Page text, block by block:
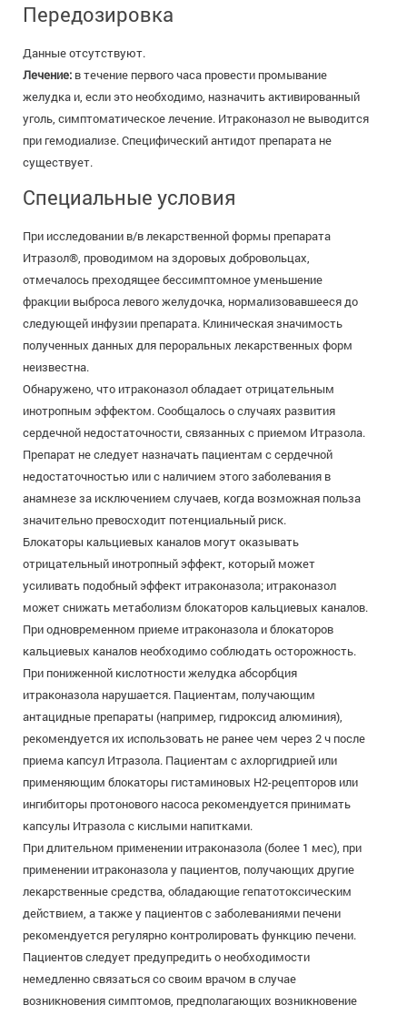
Передозировка
Данные отсутствуют.
Лечение: в течение первого часа провести промывание
желудка и, если это необходимо, назначить активированный
уголь, симптоматическое лечение. Итраконазол не выводится
при гемодиализе. Специфический антидот препарата не
существует.
Специальные условия
При исследовании в/в лекарственной формы препарата
Итразол®, проводимом на здоровых добровольцах,
отмечалось преходящее бессимптомное уменьшение
фракции выброса левого желудочка, нормализовавшееся до
следующей инфузии препарата. Клиническая значимость
полученных данных для пероральных лекарственных форм
неизвестна.
Обнаружено, что итраконазол обладает отрицательным
инотропным эффектом. Сообщалось о случаях развития
сердечной недостаточности, связанных с приемом Итразола.
Препарат не следует назначать пациентам с сердечной
недостаточностью или с наличием этого заболевания в
анамнезе за исключением случаев, когда возможная польза
значительно превосходит потенциальный риск.
Блокаторы кальциевых каналов могут оказывать
отрицательный инотропный эффект, который может
усиливать подобный эффект итраконазола; итраконазол
может снижать метаболизм блокаторов кальциевых каналов.
При одновременном приеме итраконазола и блокаторов
кальциевых каналов необходимо соблюдать осторожность.
При пониженной кислотности желудка абсорбция
итраконазола нарушается. Пациентам, получающим
антацидные препараты (например, гидроксид алюминия),
рекомендуется их использовать не ранее чем через 2 ч после
приема капсул Итразола. Пациентам с ахлоргидрией или
применяющим блокаторы гистаминовых Н2-рецепторов или
ингибиторы протонового насоса рекомендуется принимать
капсулы Итразола с кислыми напитками.
При длительном применении итраконазола (более 1 мес), при
применении итраконазола у пациентов, получающих другие
лекарственные средства, обладающие гепатотоксическим
действием, а также у пациентов с заболеваниями печени
рекомендуется регулярно контролировать функцию печени.
Пациентов следует предупредить о необходимости
немедленно связаться со своим врачом в случае
возникновения симптомов, предполагающих возникновение